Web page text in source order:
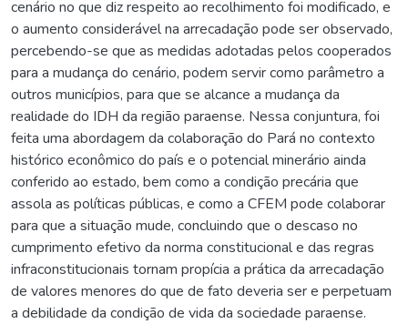
cenário no que diz respeito ao recolhimento foi modificado, e
o aumento considerável na arrecadação pode ser observado,
percebendo-se que as medidas adotadas pelos cooperados
para a mudança do cenário, podem servir como parâmetro a
outros municípios, para que se alcance a mudança da
realidade do IDH da região paraense. Nessa conjuntura, foi
feita uma abordagem da colaboração do Pará no contexto
histórico econômico do país e o potencial minerário ainda
conferido ao estado, bem como a condição precária que
assola as políticas públicas, e como a CFEM pode colaborar
para que a situação mude, concluindo que o descaso no
cumprimento efetivo da norma constitucional e das regras
infraconstitucionais tornam propícia a prática da arrecadação
de valores menores do que de fato deveria ser e perpetuam
a debilidade da condição de vida da sociedade paraense.